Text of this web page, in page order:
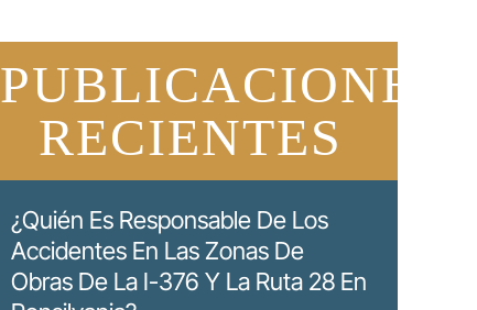
PUBLICACIONES
RECIENTES
¿Quién Es Responsable De Los
Accidentes En Las Zonas De
Obras De La I-376 Y La Ruta 28 En